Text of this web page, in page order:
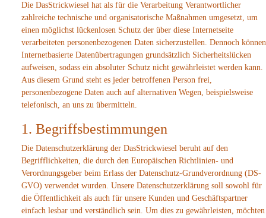
Die DasStrickwiesel hat als für die Verarbeitung Verantwortlicher
zahlreiche technische und organisatorische Maßnahmen umgesetzt, um
einen möglichst lückenlosen Schutz der über diese Internetseite
verarbeiteten personenbezogenen Daten sicherzustellen. Dennoch können
Internetbasierte Datenübertragungen grundsätzlich Sicherheitslücken
aufweisen, sodass ein absoluter Schutz nicht gewährleistet werden kann.
Aus diesem Grund steht es jeder betroffenen Person frei,
personenbezogene Daten auch auf alternativen Wegen, beispielsweise
telefonisch, an uns zu übermitteln.
1. Begriffsbestimmungen
Die Datenschutzerklärung der DasStrickwiesel beruht auf den
Begrifflichkeiten, die durch den Europäischen Richtlinien- und
Verordnungsgeber beim Erlass der Datenschutz-Grundverordnung (DS-
GVO) verwendet wurden. Unsere Datenschutzerklärung soll sowohl für
die Öffentlichkeit als auch für unsere Kunden und Geschäftspartner
einfach lesbar und verständlich sein. Um dies zu gewährleisten, möchten